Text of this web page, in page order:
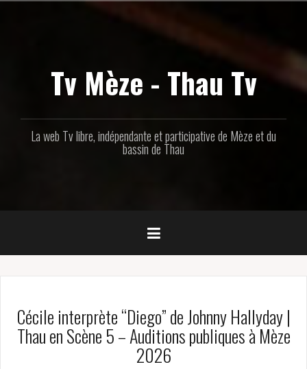
Tv Mèze - Thau Tv
La web Tv libre, indépendante et participative de Mèze et du
bassin de Thau
Cécile interprète “Diego” de Johnny Hallyday |
Thau en Scène 5 – Auditions publiques à Mèze
2026